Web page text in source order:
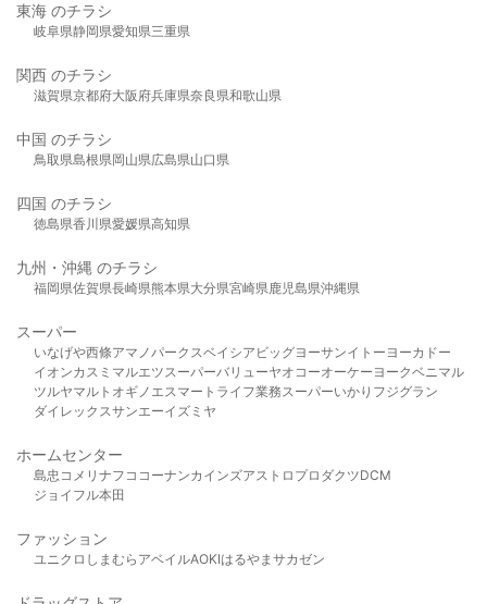
東海 のチラシ
岐阜県静岡県愛知県三重県
関西 のチラシ
滋賀県京都府大阪府兵庫県奈良県和歌山県
中国 のチラシ
鳥取県島根県岡山県広島県山口県
四国 のチラシ
徳島県香川県愛媛県高知県
九州・沖縄 のチラシ
福岡県佐賀県長崎県熊本県大分県宮崎県鹿児島県沖縄県
スーパー
いなげや西條アマノパークスベイシア ビッグヨーサンイトーヨーカドー
イオンカスミ マルエツスーパーバリューヤオコーオーケー ヨークベニマル
ツルヤマルト オギノ エスマート ライフ業務スーパーいかり フジグラン
ダイレックスサンエーイズミヤ
ホームセンター
島忠 コメリ ナフコ コーナンカインズアストロプロダクツDCM
ジョイフル本田
ファッション
ユニクロ しまむら アベイルAOKIはるやま サカゼン